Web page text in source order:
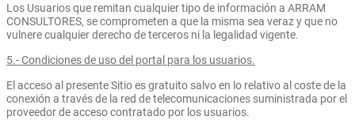
Los Usuarios que remitan cualquier tipo de información a ARRAM
CONSULTORES, se comprometen a que la misma sea veraz y que no
vulnere cualquier derecho de terceros ni la legalidad vigente.
5.- Condiciones de uso del portal para los usuarios.
El acceso al presente Sitio es gratuito salvo en lo relativo al coste de la
conexión a través de la red de telecomunicaciones suministrada por el
proveedor de acceso contratado por los usuarios.